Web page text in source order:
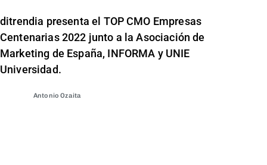
ditrendia presenta el TOP CMO Empresas
Centenarias 2022 junto a la Asociación de
Marketing de España, INFORMA y UNIE
Universidad.
Antonio Ozaita